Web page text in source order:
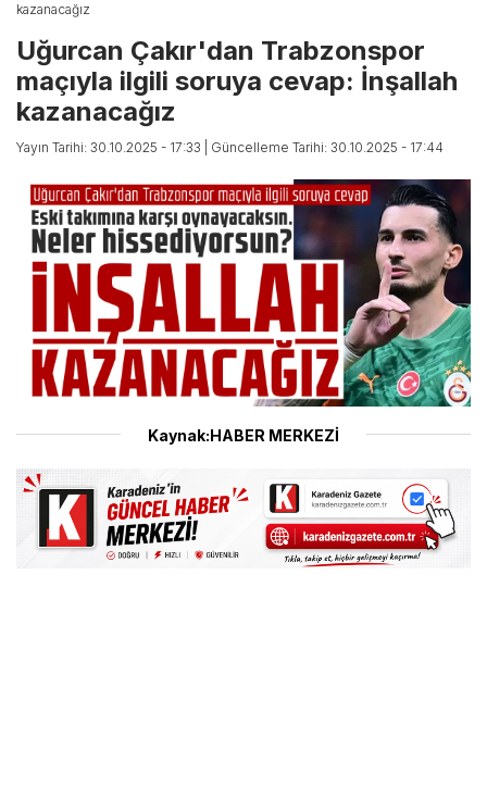
kazanacağız
Uğurcan Çakır'dan Trabzonspor
maçıyla ilgili soruya cevap: İnşallah
kazanacağız
Yayın Tarihi: 30.10.2025 - 17:33 | Güncelleme Tarihi: 30.10.2025 - 17:44
Kaynak:HABER MERKEZİ